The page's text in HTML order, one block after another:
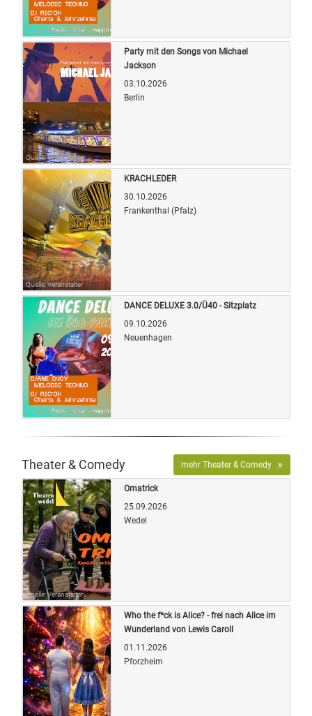
Quelle: Veranstalter
Quelle: Veranstalter
Party mit den Songs von Michael
Jackson
03.10.2026
Berlin
Quelle: Veranstalter
KRACHLEDER
30.10.2026
Frankenthal (Pfalz)
Quelle: Veranstalter
DANCE DELUXE 3.0/Ü40 - Sitzplatz
09.10.2026
Neuenhagen
Theater & Comedy mehr Theater & Comedy
Quelle: Veranstalter
Omatrick
25.09.2026
Wedel
Who the f*ck is Alice? - frei nach Alice im
Wunderland von Lewis Caroll
01.11.2026
Pforzheim